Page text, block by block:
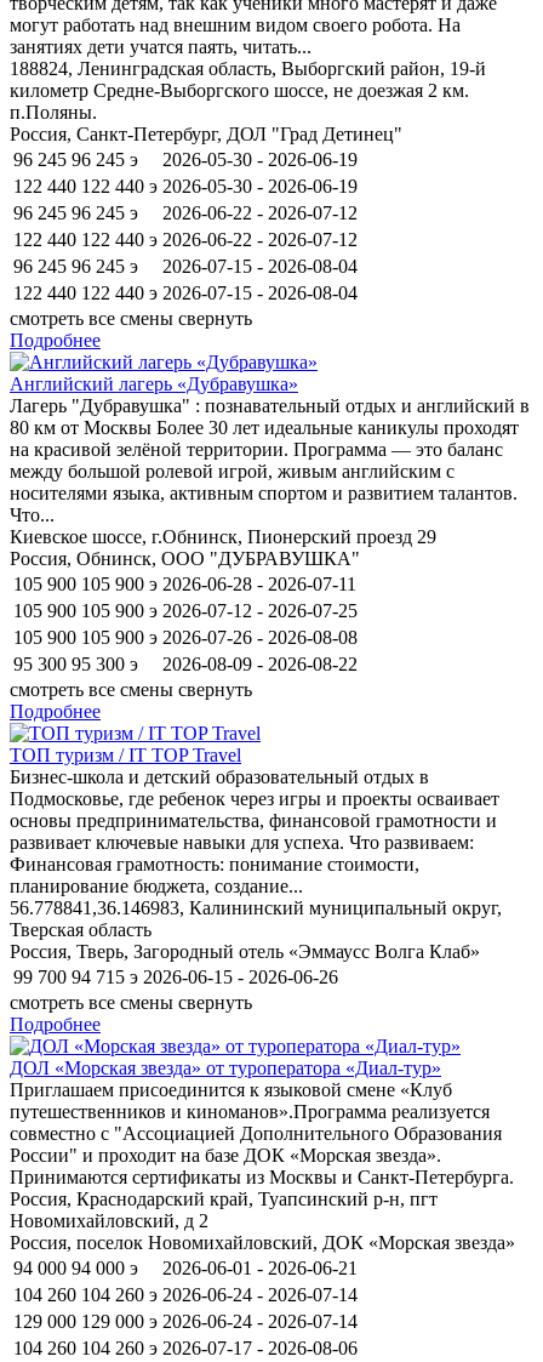
могут работать над внешним видом своего робота. На
занятиях дети учатся паять, читать...
188824, Ленинградская область, Выборгский район, 19-й
километр Средне-Выборгского шоссе, не доезжая 2 км.
п.Поляны.
Россия, Санкт-Петербург, ДОЛ "Град Детинец"
96 245 96 245 э
2026-05-30 - 2026-06-19
122 440 122 440 э 2026-05-30 - 2026-06-19
96 245 96 245 э
2026-06-22 - 2026-07-12
122 440 122 440 э 2026-06-22 - 2026-07-12
96 245 96 245 э
2026-07-15 - 2026-08-04
122 440 122 440 э 2026-07-15 - 2026-08-04
смотреть все смены свернуть
Подробнее
Английский лагерь «Дубравушка»
Лагерь "Дубравушка" : познавательный отдых и английский в
80 км от Москвы Более 30 лет идеальные каникулы проходят
на красивой зелёной территории. Программа — это баланс
между большой ролевой игрой, живым английским с
носителями языка, активным спортом и развитием талантов.
Что...
Киевское шоссе, г.Обнинск, Пионерский проезд 29
Россия, Обнинск, ООО "ДУБРАВУШКА"
105 900 105 900 э 2026-06-28 - 2026-07-11
105 900 105 900 э 2026-07-12 - 2026-07-25
105 900 105 900 э 2026-07-26 - 2026-08-08
95 300 95 300 э
2026-08-09 - 2026-08-22
смотреть все смены свернуть
Подробнее
ТОП туризм / IT TOP Travel
Бизнес-школа и детский образовательный отдых в
Подмосковье, где ребенок через игры и проекты осваивает
основы предпринимательства, финансовой грамотности и
развивает ключевые навыки для успеха. Что развиваем:
Финансовая грамотность: понимание стоимости,
планирование бюджета, создание...
56.778841,36.146983, Калининский муниципальный округ,
Тверская область
Россия, Тверь, Загородный отель «Эммаусс Волга Клаб»
99 700 94 715 э 2026-06-15 - 2026-06-26
смотреть все смены свернуть
Подробнее
ДОЛ «Морская звезда» от туроператора «Диал-тур»
Приглашаем присоединится к языковой смене «Клуб
путешественников и киноманов».Программа реализуется
совместно с "Ассоциацией Дополнительного Образования
России" и проходит на базе ДОК «Морская звезда».
Принимаются сертификаты из Москвы и Санкт-Петербурга.
Россия, Краснодарский край, Туапсинский р-н, пгт
Новомихайловский, д 2
Россия, поселок Новомихайловский, ДОК «Морская звезда»
94 000 94 000 э
2026-06-01 - 2026-06-21
104 260 104 260 э 2026-06-24 - 2026-07-14
129 000 129 000 э 2026-06-24 - 2026-07-14
104 260 104 260 э 2026-07-17 - 2026-08-06